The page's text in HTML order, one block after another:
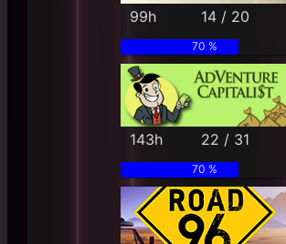
99h 14 / 20
70 %
143h 22 / 31
70 %